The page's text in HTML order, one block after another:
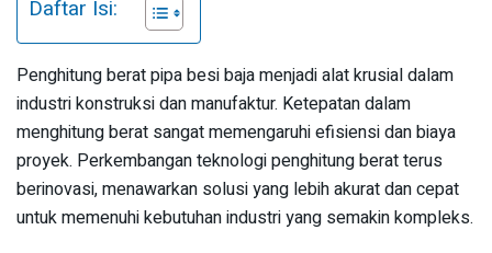
Daftar Isi:
Penghitung berat pipa besi baja menjadi alat krusial dalam
industri konstruksi dan manufaktur. Ketepatan dalam
menghitung berat sangat memengaruhi efisiensi dan biaya
proyek. Perkembangan teknologi penghitung berat terus
berinovasi, menawarkan solusi yang lebih akurat dan cepat
untuk memenuhi kebutuhan industri yang semakin kompleks.